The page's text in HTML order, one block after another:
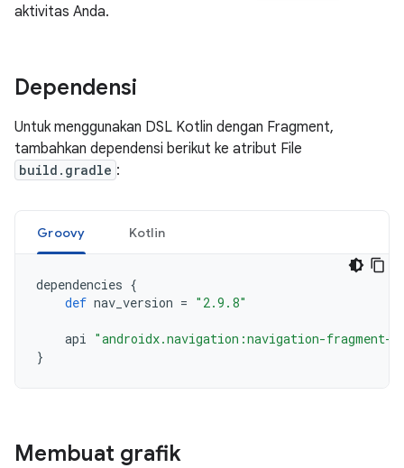
aktivitas Anda.
Dependensi
Untuk menggunakan DSL Kotlin dengan Fragment,
tambahkan dependensi berikut ke atribut File
build.gradle :
Groovy Kotlin
dependencies {
def nav_version = "2.9.8"
api "androidx.navigation:navigation-fragment-
}
Membuat grafik